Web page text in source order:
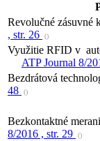
Revolučné
, str. 26
()
Využitie RFID v
ATP Journal 8/
Bezdrátová
48
()
Bezkontaktné
8/2016 , str. 29
()